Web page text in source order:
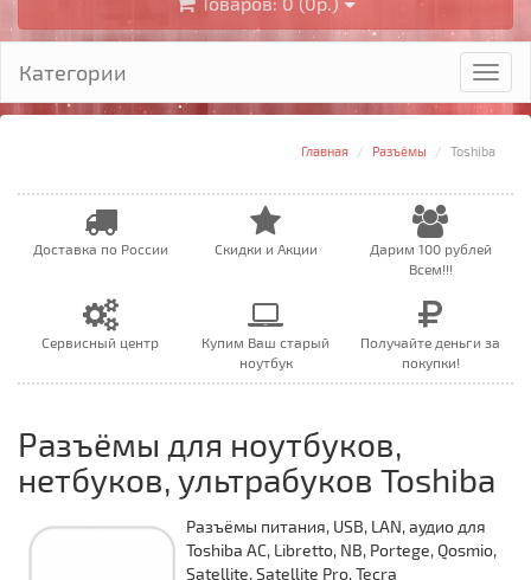
Категории
Главная Разъёмы Toshiba
Доставка по России Скидки и Акции
Дарим 100 рублей
Всем!!!
Сервисный центр
Купим Ваш старый
ноутбук
Получайте деньги за
покупки!
Разъёмы для ноутбуков,
нетбуков, ультрабуков Toshiba
Разъёмы питания, USB, LAN, аудио для
Toshiba AC, Libretto, NB, Portege, Qosmio,
Satellite, Satellite Pro, Tecra